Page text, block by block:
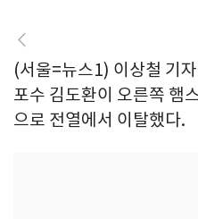
(서울=뉴스1) 이상철 기
포수 김도환이 오른쪽 햄
으로 전열에서 이탈했다.